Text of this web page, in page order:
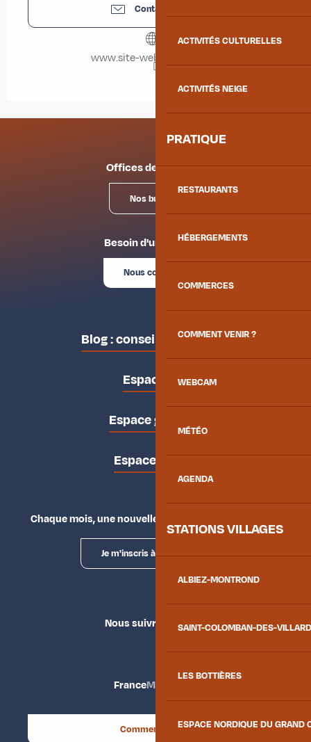
ACTIVITÉS CULTURELLES
ACTIVITÉS NEIGE
PRATIQUE
RESTAURANTS
HÉBERGEMENTS
COMMERCES
COMMENT VENIR ?
WEBCAM
MÉTÉO
AGENDA
STATIONS VILLAGES
ALBIEZ-MONTROND
SAINT-COLOMBAN-DES-
LES BOTTIÈRES
ESPACE NORDIQUE DU GRAND
Contactez-nous
www.site-web-creation.net
Offices de tourisme
Nos bureaux
Besoin d'un conseil ?
Nous contacter
Blog : conseils des locaux
Espace pro
Espace groupes
Espace presse
Chaque mois, une nouvelle façon d'explorer la vallée.
Je m'inscris à la newsletter
Nous suivre
FranceMaurienne
Comment venir ?